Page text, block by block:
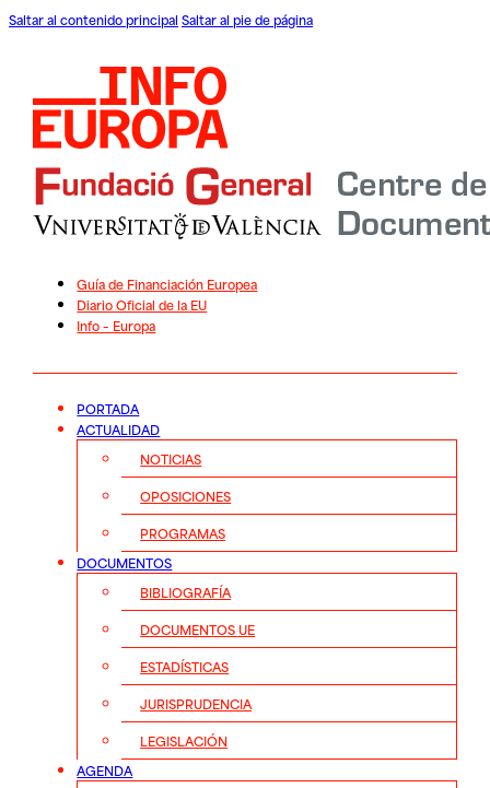
Saltar al contenido principal Saltar al pie de página
Guía de Financiación Europea
Diario Oficial de la EU
Info – Europa
PORTADA
ACTUALIDAD
NOTICIAS
OPOSICIONES
PROGRAMAS
DOCUMENTOS
BIBLIOGRAFÍA
DOCUMENTOS UE
ESTADÍSTICAS
JURISPRUDENCIA
LEGISLACIÓN
AGENDA